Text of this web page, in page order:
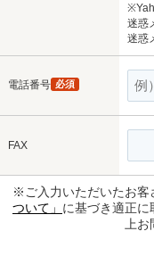
迷惑
迷惑
電話番号 必須
FAX
※ご入力いただいたお客
ついて」 に基づき適正
上